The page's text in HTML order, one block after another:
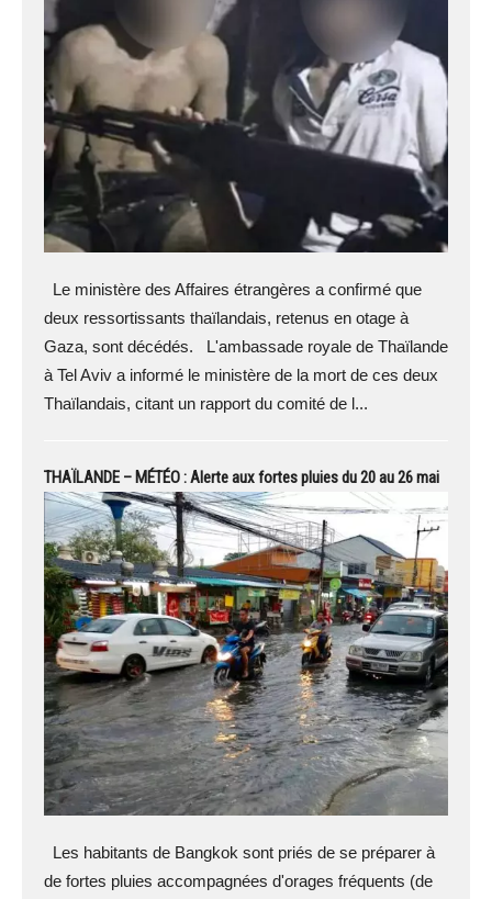
Le ministère des Affaires étrangères a confirmé que
deux ressortissants thaïlandais, retenus en otage à
Gaza, sont décédés. L'ambassade royale de Thaïlande
à Tel Aviv a informé le ministère de la mort de ces deux
Thaïlandais, citant un rapport du comité de l...
THAÏLANDE – MÉTÉO : Alerte aux fortes pluies du 20 au 26 mai
Les habitants de Bangkok sont priés de se préparer à
de fortes pluies accompagnées d'orages fréquents (de